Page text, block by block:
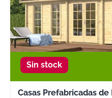
Sin stock
Casas Prefabricadas